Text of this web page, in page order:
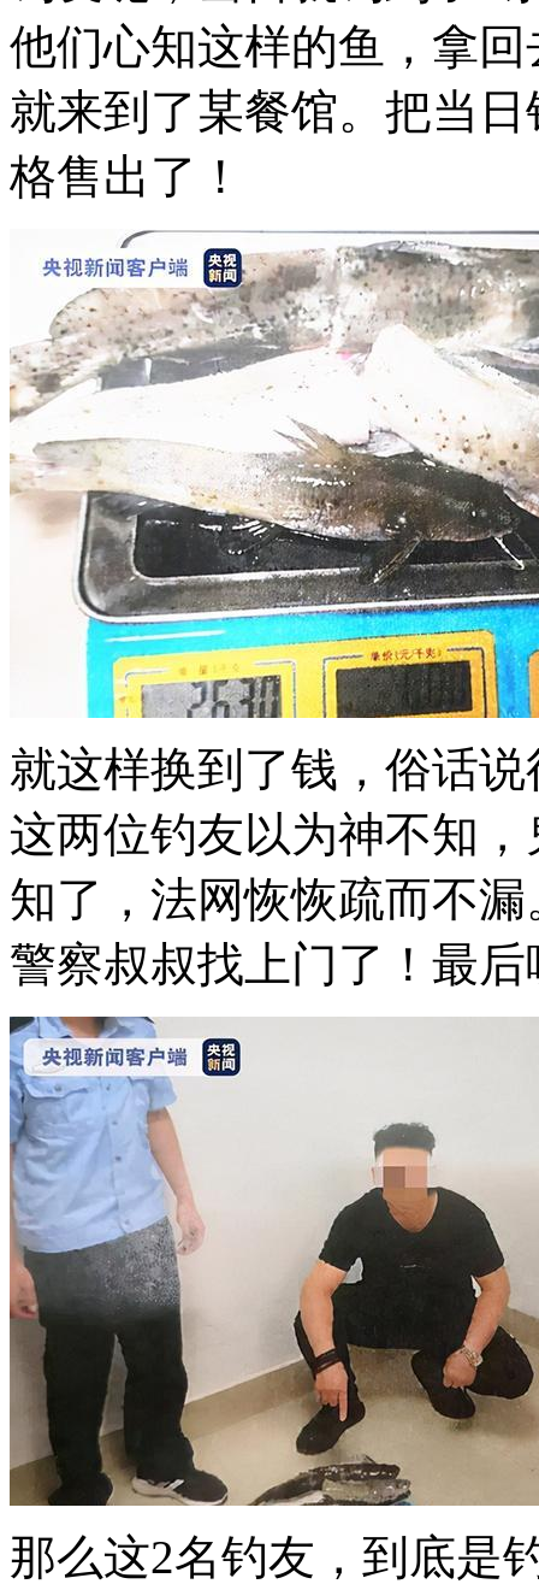
他们心知这样的鱼，拿
就来到了某餐馆。把当
格售出了！
就这样换到了钱，俗话
这两位钓友以为神不知
知了，法网恢恢疏而不
警察叔叔找上门了！最
那么这2名钓友，到底是